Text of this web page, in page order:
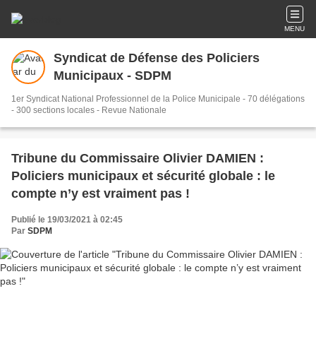
MENU
Syndicat de Défense des Policiers
Municipaux - SDPM
1er Syndicat National Professionnel de la Police Municipale - 70 délégations
- 300 sections locales - Revue Nationale
Tribune du Commissaire Olivier DAMIEN :
Policiers municipaux et sécurité globale : le
compte n’y est vraiment pas !
Publié le 19/03/2021 à 02:45
Par SDPM